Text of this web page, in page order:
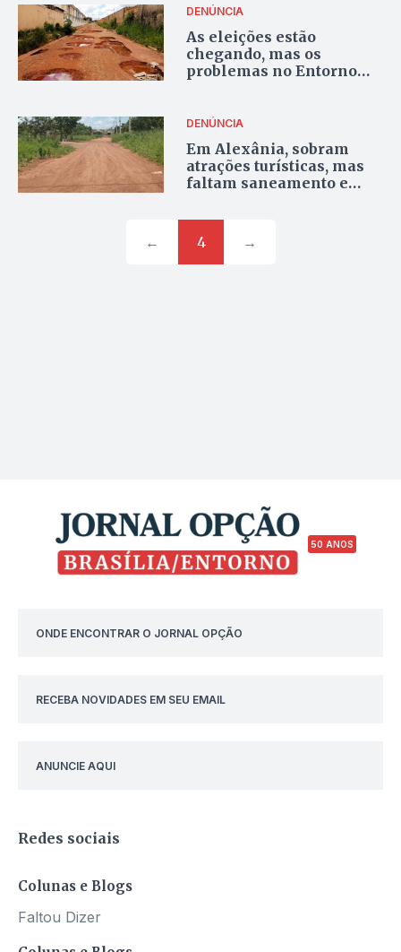
DENÚNCIA
As eleições estão
chegando, mas os
problemas no Entorno
DENÚNCIA
Em Alexânia, sobram
atrações turísticas, mas
faltam saneamento e
← 4 →
50 ANOS
ONDE ENCONTRAR O JORNAL OPÇÃO
RECEBA NOVIDADES EM SEU EMAIL
ANUNCIE AQUI
Redes sociais
Colunas e Blogs
Faltou Dizer